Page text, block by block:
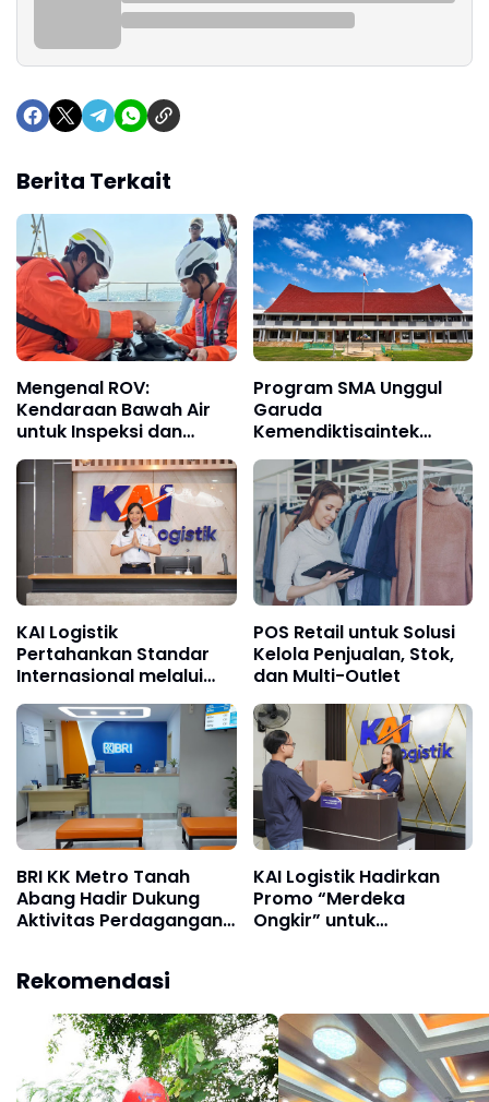
Berita Terkait
Mengenal ROV:
Kendaraan Bawah Air
untuk Inspeksi dan
Program SMA Unggul
Garuda
Kemendiktisaintek
Konawe Selatan, PTPP
Hadirkan Fasilitas
Pendidikan Berkualitas
KAI Logistik
Pertahankan Standar
Internasional melalui
Resertifikasi Sistem
Manajemen Integrasi
ISO
POS Retail untuk Solusi
Kelola Penjualan, Stok,
dan Multi-Outlet
BRI KK Metro Tanah
Abang Hadir Dukung
Aktivitas Perdagangan
KAI Logistik Hadirkan
Promo “Merdeka
Ongkir” untuk
Rekomendasi